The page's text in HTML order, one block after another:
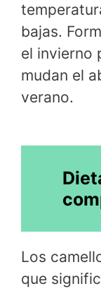
bajas.
el invierno
mudan el
verano.
Los
que